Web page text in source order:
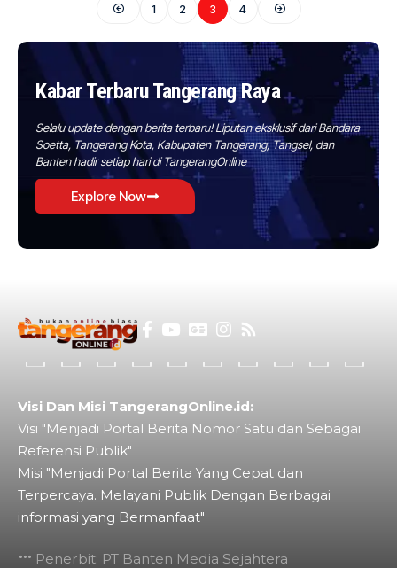
1 2 3 4
Kabar Terbaru Tangerang Raya
Selalu update dengan berita terbaru! Liputan eksklusif dari Bandara
Soetta, Tangerang Kota, Kabupaten Tangerang, Tangsel, dan
Banten hadir setiap hari di TangerangOnline
Explore Now
Visi Dan Misi TangerangOnline.id:
Visi "Menjadi Portal Berita Nomor Satu dan Sebagai
Referensi Publik"
Misi "Menjadi Portal Berita Yang Cepat dan
Terpercaya. Melayani Publik Dengan Berbagai
informasi yang Bermanfaat"
Penerbit: PT Banten Media Sejahtera